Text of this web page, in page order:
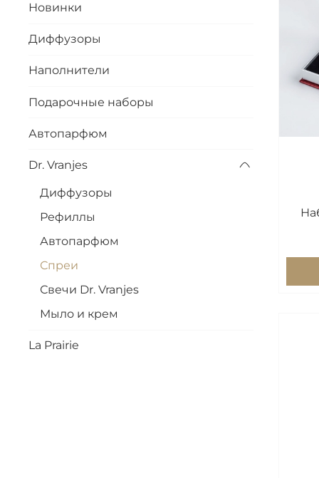
Новинки
Диффузоры
Наполнители
Подарочные наборы
Автопарфюм
Dr. Vranjes
Диффузоры
Рефиллы
Автопарфюм
Спреи
Свечи Dr. Vranjes
Мыло и крем
La Prairie